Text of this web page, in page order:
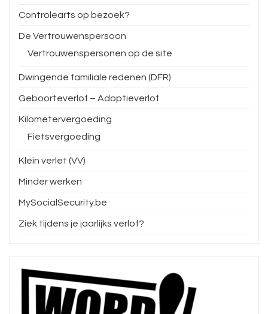
Controlearts op bezoek?
De Vertrouwenspersoon
Vertrouwenspersonen op de site
Dwingende familiale redenen (DFR)
Geboorteverlof – Adoptieverlof
Kilometervergoeding
Fietsvergoeding
Klein verlet (VV)
Minder werken
MySocialSecurity.be
Ziek tijdens je jaarlijks verlof?